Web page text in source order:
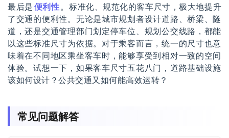
最后是便利性。标准化、规范化的客车尺寸，极大地提升
了交通的便利性。无论是城市规划者设计道路、桥梁、隧
道，还是交通管理部门划定停车位、规划公交线路，都能
以这些标准尺寸为依据。对于乘客而言，统一的尺寸也意
味着在不同地区乘坐客车时，能够享受到相对一致的空间
体验。试想一下，如果客车尺寸五花八门，道路基础设施
该如何设计？公共交通又如何能高效运转？
常见问题解答